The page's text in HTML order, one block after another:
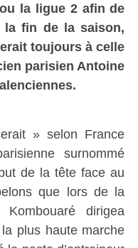
la ligue 2 afin de
la fin de la saison,
toujours à celle
parisien Antoine
» selon France
surnommé
de la tête face au
que lors de la
dirigea
plus haute marche